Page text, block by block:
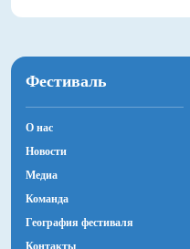
Фестиваль
О нас
Новости
Медиа
Команда
География фестиваля
Контакты